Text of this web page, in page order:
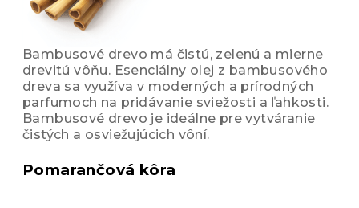
Bambusové drevo má čistú, zelenú a mierne
drevitú vôňu. Esenciálny olej z bambusového
dreva sa využíva v moderných a prírodných
parfumoch na pridávanie sviežosti a ľahkosti.
Bambusové drevo je ideálne pre vytváranie
čistých a osviežujúcich vôní.
Pomarančová kôra